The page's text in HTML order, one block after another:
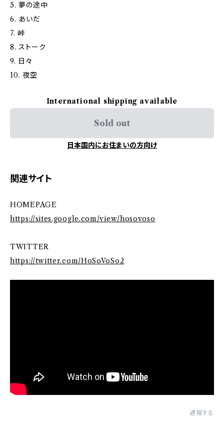
‪5. 夢の途中‬
6. あいだ‬
‪7. 峠‬
8. ストーク
‪9. 日々
10. 夜空
International shipping available
Sold out
日本国内にお住まいの方向け
関連サイト
HOMEPAGE
https://sites.google.com/view/hosovoso
TWITTER
https://twitter.com/HoSoVoSo2
通報する